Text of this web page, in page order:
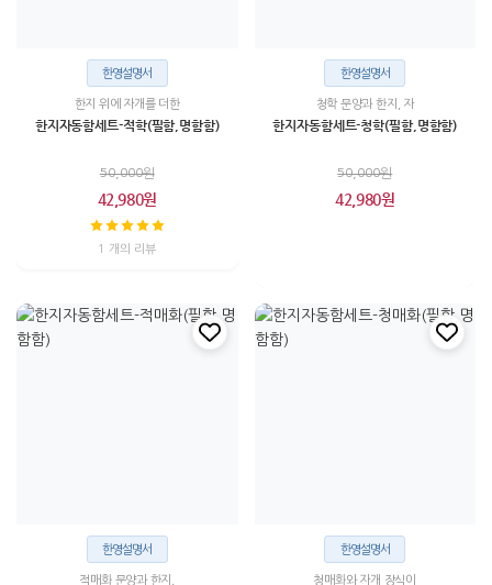
한영설명서
한지 위에 자개를 더한
한지자동함세트-적학(필함,명함함)
50,000원
42,980원
1 개의 리뷰
한영설명서
청학 문양과 한지, 자
한지자동함세트-청학(필함,명함함)
50,000원
42,980원
한영설명서
적매화 문양과 한지,
한영설명서
청매화와 자개 장식이